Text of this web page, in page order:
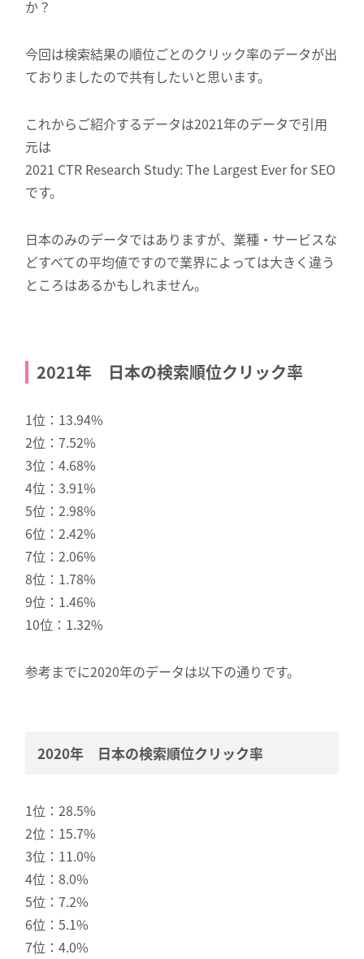
か？
今回は検索結果の順位ごとのクリック率のデータが出
ておりましたので共有したいと思います。
これからご紹介するデータは2021年のデータで引用
元は
2021 CTR Research Study: The Largest Ever for SEO
です。
日本のみのデータではありますが、業種・サービスな
どすべての平均値ですので業界によっては大きく違う
ところはあるかもしれません。
2021年 日本の検索順位クリック率
1位：13.94%
2位：7.52%
3位：4.68%
4位：3.91%
5位：2.98%
6位：2.42%
7位：2.06%
8位：1.78%
9位：1.46%
10位：1.32%
参考までに2020年のデータは以下の通りです。
2020年 日本の検索順位クリック率
1位：28.5%
2位：15.7%
3位：11.0%
4位：8.0%
5位：7.2%
6位：5.1%
7位：4.0%